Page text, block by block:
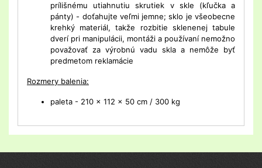
prílišnému utiahnutiu skrutiek v skle (kľučka a
pánty) - doťahujte veľmi jemne; sklo je všeobecne
krehký materiál, takže rozbitie sklenenej tabule
dverí pri manipulácii, montáži a používaní nemožno
považovať za výrobnú vadu skla a nemôže byť
predmetom reklamácie
Rozmery balenia:
paleta - 210 x 112 x 50 cm / 300 kg